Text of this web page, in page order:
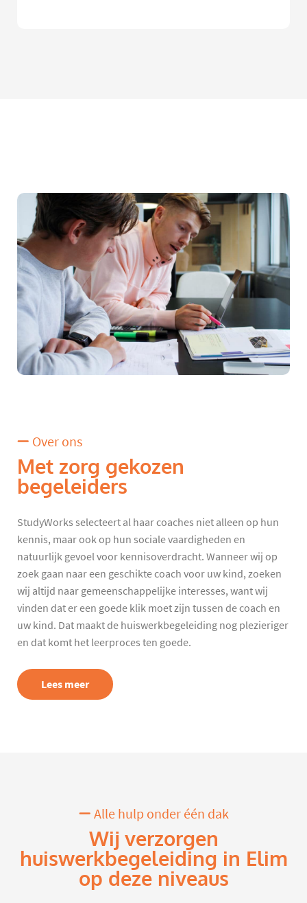
Over ons
Met zorg gekozen
begeleiders
StudyWorks selecteert al haar coaches niet alleen op hun
kennis, maar ook op hun sociale vaardigheden en
natuurlijk gevoel voor kennisoverdracht. Wanneer wij op
zoek gaan naar een geschikte coach voor uw kind, zoeken
wij altijd naar gemeenschappelijke interesses, want wij
vinden dat er een goede klik moet zijn tussen de coach en
uw kind. Dat maakt de huiswerkbegeleiding nog plezieriger
en dat komt het leerproces ten goede.
Lees meer
Alle hulp onder één dak
Wij verzorgen
huiswerkbegeleiding in Elim
op deze niveaus